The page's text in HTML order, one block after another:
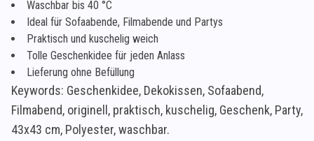
Waschbar bis 40 °C
Ideal für Sofaabende, Filmabende und Partys
Praktisch und kuschelig weich
Tolle Geschenkidee für jeden Anlass
Lieferung ohne Befüllung
Keywords: Geschenkidee, Dekokissen, Sofaabend,
Filmabend, originell, praktisch, kuschelig, Geschenk, Party,
43x43 cm, Polyester, waschbar.